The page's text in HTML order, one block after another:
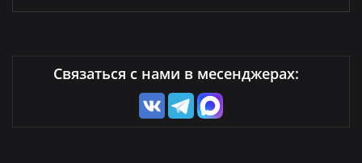
Связаться с нами в месенджерах: